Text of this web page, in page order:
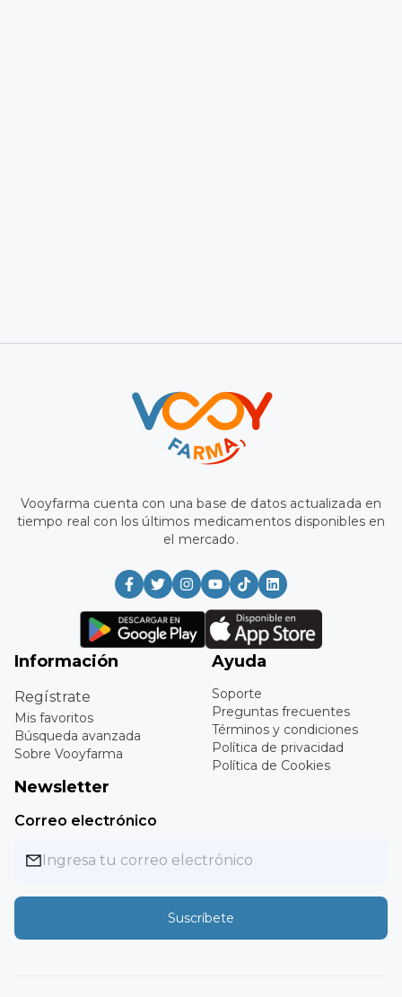
Vooyfarma cuenta con una base de datos actualizada en
tiempo real con los últimos medicamentos disponibles en
el mercado.
Información
Regístrate
Mis favoritos
Búsqueda avanzada
Sobre Vooyfarma
Ayuda
Soporte
Preguntas frecuentes
Términos y condiciones
Política de privacidad
Política de Cookies
Newsletter
Correo electrónico
Suscríbete